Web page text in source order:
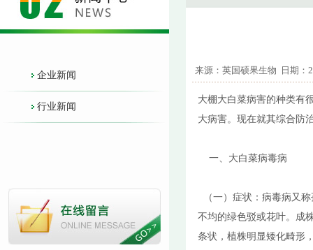
企业新闻
行业新闻
来源：英国硕果生物 日期
大棚大白菜病害的种类有
大病害。现在就其综合防
一、大白菜病毒病
（一）症状：病毒病又
不均的绿色驳或花叶。成
条状，植株明显矮化畸形